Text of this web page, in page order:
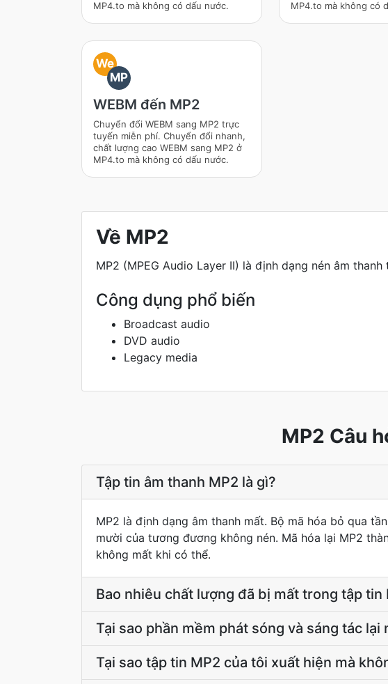
MP4.to mà không có dấu nước.
MP4.to mà không có
We
MP
WEBM đến MP2
Chuyển đổi WEBM sang MP2 trực
tuyến miễn phí. Chuyển đổi nhanh,
chất lượng cao WEBM sang MP2 ở
MP4.to mà không có dấu nước.
Về MP2
MP2 (MPEG Audio Layer II) là định dạng nén âm
Công dụng phổ biến
Broadcast audio
DVD audio
Legacy media
MP2 Câu
Tập tin âm thanh MP2 là gì?
MP2 là định dạng âm thanh mất. Bộ mã hóa bỏ qua
mười của tương đương không nén. Mã hóa lại MP2
không mất khi có thể.
Bao nhiêu chất lượng đã bị mất trong tập tin
Tại sao phần mềm phát sóng và sáng tác lại
Tại sao tập tin MP2 của tôi xuất hiện mà